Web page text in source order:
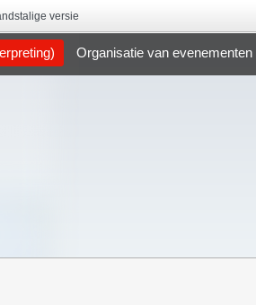
versie
Organisatie van evenementen